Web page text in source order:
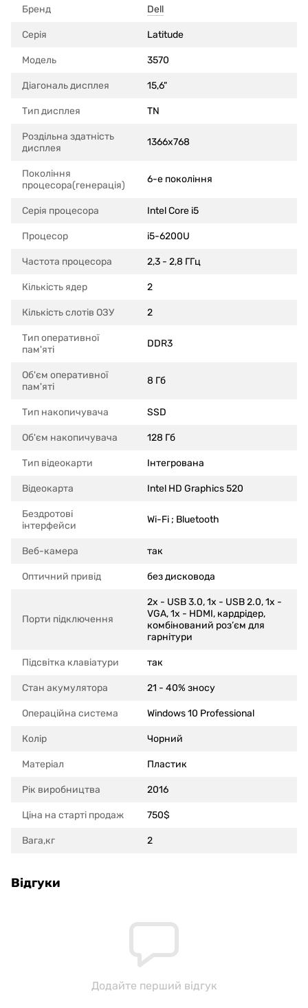
Бренд Dell
Серія Latitude
Модель 3570
Діагональ дисплея 15,6"
Тип дисплея TN
Роздільна здатність
дисплея
1366x768
Покоління
процесора(генерація)
6-е покоління
Серія процесора Intel Core i5
Процесор i5-6200U
Частота процесора 2,3 - 2,8 ГГц
Кількість ядер 2
Кількість слотів ОЗУ 2
Тип оперативної
пам'яті
DDR3
Об'єм оперативної
пам'яті
8 Гб
Тип накопичувача SSD
Об'єм накопичувача 128 Гб
Тип відеокарти Інтегрована
Відеокарта Intel HD Graphics 520
Бездротові
інтерфейси
Wi-Fi ; Bluetooth
Веб-камера так
Оптичний привід без дисковода
Порти підключення
2x - USB 3.0, 1x - USB 2.0, 1x -
VGA, 1x - HDMI, кардрідер,
комбінований роз’єм для
гарнітури
Підсвітка клавіатури так
Стан акумулятора 21 - 40% зносу
Операційна система Windows 10 Professional
Колір Чорний
Матеріал Пластик
Рік виробництва 2016
Ціна на старті продаж 750$
Вага,кг 2
Відгуки
Додайте перший відгук